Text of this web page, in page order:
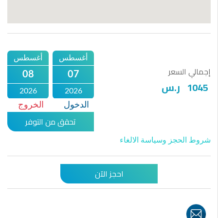
أغسطس
08
2026
الخروج
أغسطس
07
2026
الدخول
إجمالي السعر
ر.س 1045
تحقق من التوفر
شروط الحجز وسياسة الالغاء
احجز الآن